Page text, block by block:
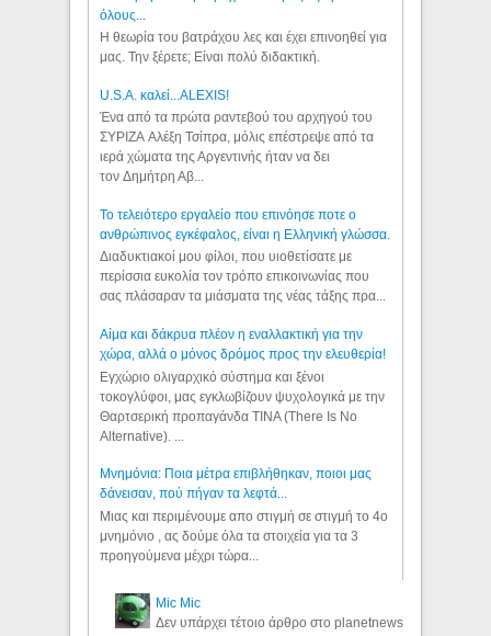
όλους...
Η θεωρία του βατράχου λες και έχει επινοηθεί για
μας. Την ξέρετε; Είναι πολύ διδακτική.
U.S.A. καλεί...ALEXIS!
Ένα από τα πρώτα ραντεβού του αρχηγού του
ΣΥΡΙΖΑ Αλέξη Τσίπρα, μόλις επέστρεψε από τα
ιερά χώματα της Αργεντινής ήταν να δει
τον Δημήτρη Αβ...
Το τελειότερο εργαλείο που επινόησε ποτε ο
ανθρώπινος εγκέφαλος, είναι η Ελληνική γλώσσα.
Διαδυκτιακοί μου φίλοι, που υιοθετίσατε με
περίσσια ευκολία τον τρόπο επικοινωνίας που
σας πλάσαραν τα μιάσματα της νέας τάξης πρα...
Αίμα και δάκρυα πλέον η εναλλακτική για την
χώρα, αλλά ο μόνος δρόμος προς την ελευθερία!
Εγχώριο ολιγαρχικό σύστημα και ξένοι
τοκογλύφοι, μας εγκλωβίζουν ψυχολογικά με την
Θαρτσερική προπαγάνδα TINA (There Is No
Alternative). ...
Μνημόνια: Ποια μέτρα επιβλήθηκαν, ποιοι μας
δάνεισαν, πού πήγαν τα λεφτά...
Μιας και περιμένουμε απο στιγμή σε στιγμή το 4ο
μνημόνιο , ας δούμε όλα τα στοιχεία για τα 3
προηγούμενα μέχρι τώρα...
Mic Mic
Δεν υπάρχει τέτοιο άρθρο στο planetnews